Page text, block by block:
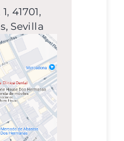
41701,
Sevilla